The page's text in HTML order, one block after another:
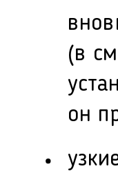
(в
он